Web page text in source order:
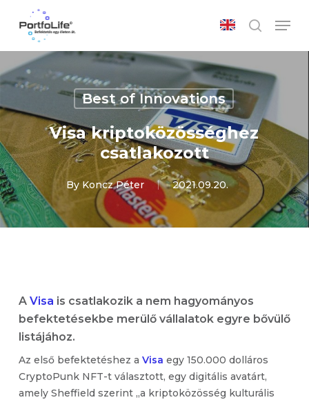
content
search
Best of Innovations
Visa kriptoközösséghez
csatlakozott
By Koncz Péter 2021.09.20.
A Visa is csatlakozik a nem hagyományos
befektetésekbe merülő vállalatok egyre bővülő
listájához.
Az első befektetéshez a Visa egy 150.000 dolláros
CryptoPunk NFT-t választott, egy digitális avatárt,
amely Sheffield szerint „a kriptoközösség kulturális